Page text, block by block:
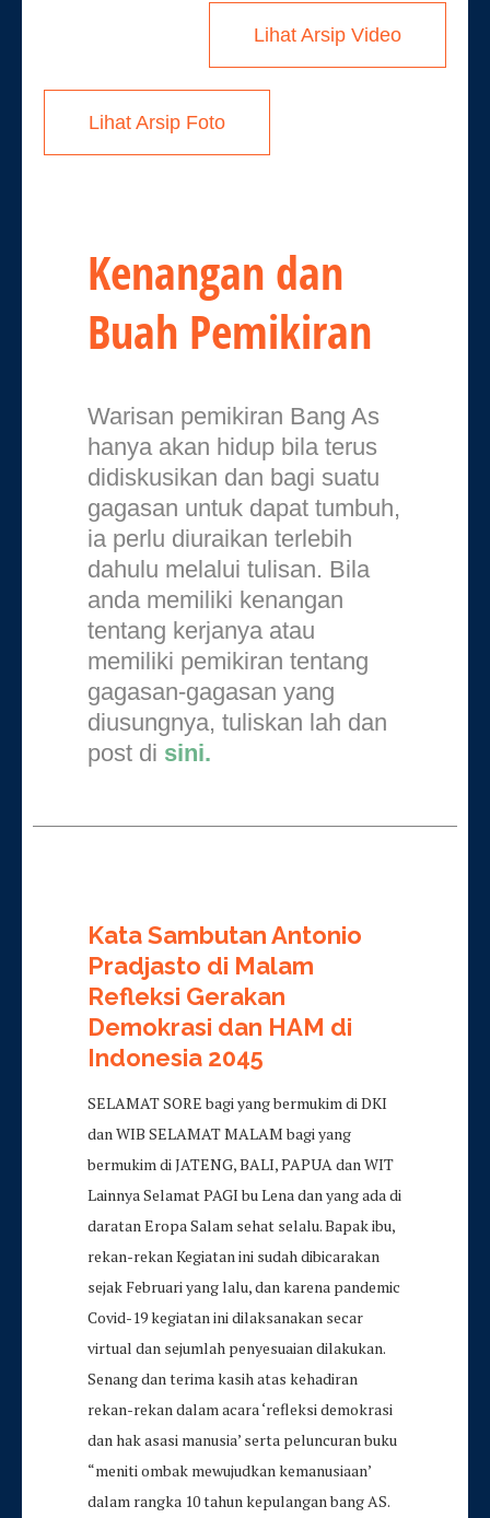
Lihat Arsip Video
Lihat Arsip Foto
Kenangan dan
Buah Pemikiran
Warisan pemikiran Bang As
hanya akan hidup bila terus
didiskusikan dan bagi suatu
gagasan untuk dapat tumbuh,
ia perlu diuraikan terlebih
dahulu melalui tulisan. Bila
anda memiliki kenangan
tentang kerjanya atau
memiliki pemikiran tentang
gagasan-gagasan yang
diusungnya, tuliskan lah dan
post di sini.
Kata Sambutan Antonio
Pradjasto di Malam
Refleksi Gerakan
Demokrasi dan HAM di
Indonesia 2045
SELAMAT SORE bagi yang bermukim di DKI
dan WIB SELAMAT MALAM bagi yang
bermukim di JATENG, BALI, PAPUA dan WIT
Lainnya Selamat PAGI bu Lena dan yang ada di
daratan Eropa Salam sehat selalu. Bapak ibu,
rekan-rekan Kegiatan ini sudah dibicarakan
sejak Februari yang lalu, dan karena pandemic
Covid-19 kegiatan ini dilaksanakan secar
virtual dan sejumlah penyesuaian dilakukan.
Senang dan terima kasih atas kehadiran
rekan-rekan dalam acara ‘refleksi demokrasi
dan hak asasi manusia’ serta peluncuran buku
“meniti ombak mewujudkan kemanusiaan’
dalam rangka 10 tahun kepulangan bang AS.